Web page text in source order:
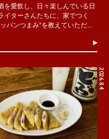
を愛飲し、日々楽しんでいる日
イターさんたちに、家でつく
パンつまみ”を教えていただ...
2026.8.4